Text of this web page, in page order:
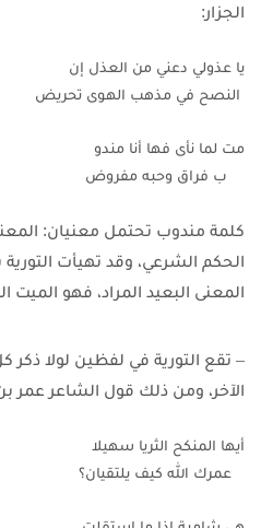
الجزار:
يا عذولي دعني من العذل إن
النصح في مذهب الهوى تحريض
مت لما نأى فها أنا مندو
    ب فراق وحبه مفروض
كلمة مندوب تحتمل معنيان:
الحكم الشرعي، وقد تهيأت
المعنى البعيد المراد، فهو الميت
– تقع التورية في لفظين لولا ذكر
الآخر، ومن ذلك قول الشاعر عمر
أيها المنكح الثريا سهيلا
   عمرك الله كيف يلتقيان؟